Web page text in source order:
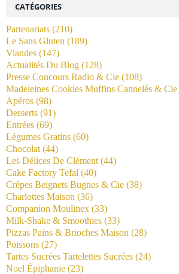
CATÉGORIES
Partenariats (210)
Le Sans Gluten (189)
Viandes (147)
Actualités Du Blog (128)
Presse Concours Radio & Cie (108)
Madeleines Cookies Muffins Cannelés & Cie
Apéros (98)
Desserts (91)
Entrées (69)
Légumes Gratins (60)
Chocolat (44)
Les Délices De Clément (44)
Cake Factory Tefal (40)
Crêpes Beignets Bugnes & Cie (38)
Charlottes Maison (36)
Companion Moulinex (33)
Milk-Shake & Smoothies (33)
Pizzas Pains & Brioches Maison (28)
Poissons (27)
Tartes Sucrées Tartelettes Sucrées (24)
Noel Épiphanie (23)